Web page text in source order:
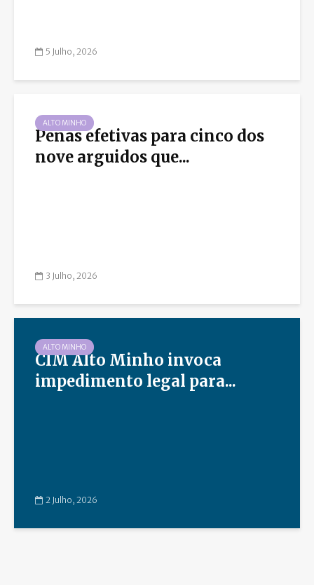
5 Julho, 2026
ALTO MINHO
Penas efetivas para cinco dos
nove arguidos que...
3 Julho, 2026
ALTO MINHO
CIM Alto Minho invoca
impedimento legal para...
2 Julho, 2026